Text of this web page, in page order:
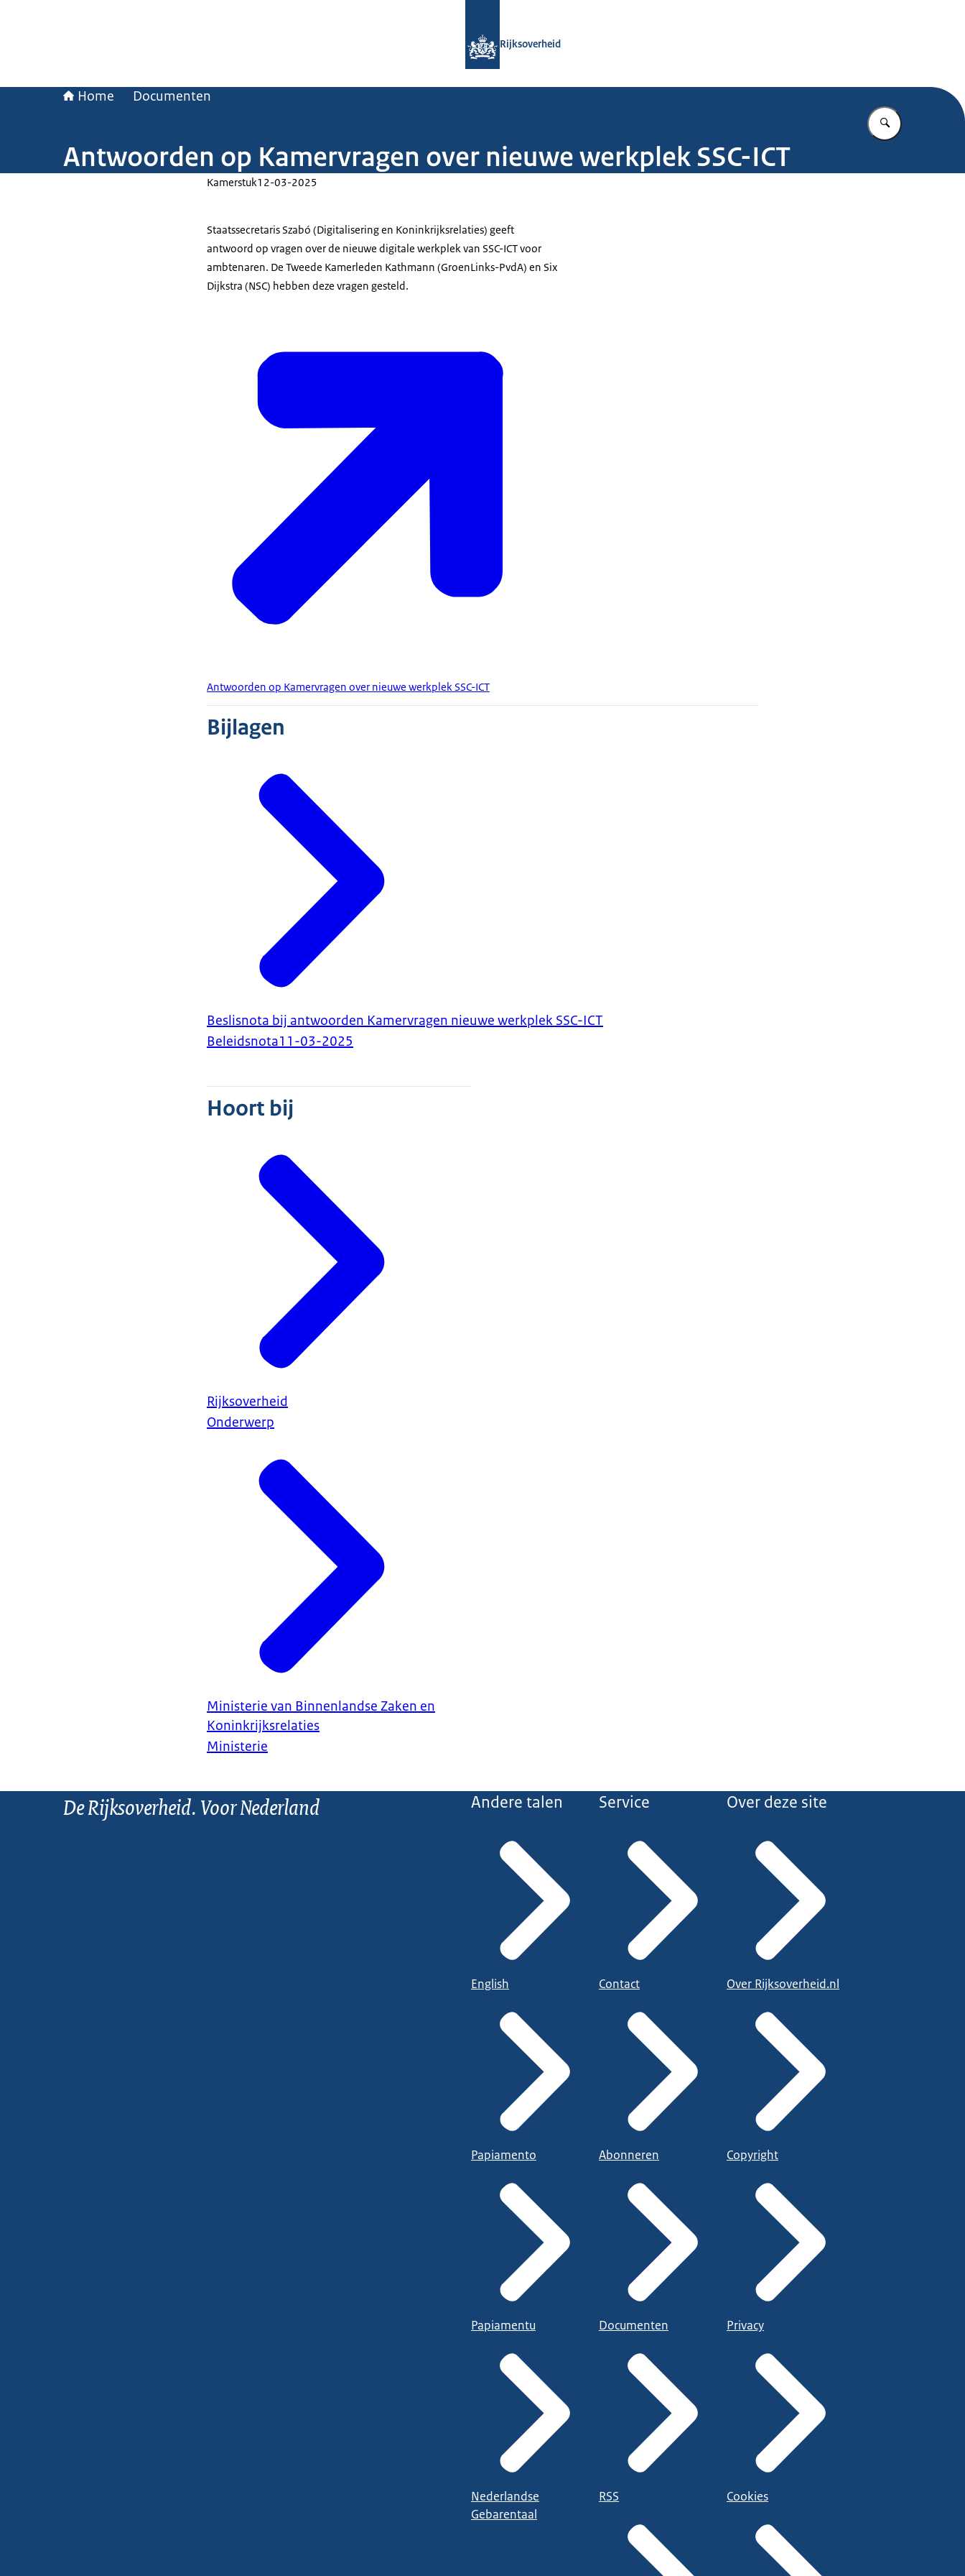
Rijksoverheid
Home Documenten
Vul in wat u
Antwoorden op Kamervragen over nieuwe werkplek SSC-ICT
Kamerstuk12-03-2025
Staatssecretaris Szabó (Digitalisering en Koninkrijksrelaties) geeft
antwoord op vragen over de nieuwe digitale werkplek van SSC-ICT voor
ambtenaren. De Tweede Kamerleden Kathmann (GroenLinks-PvdA) en Six
Dijkstra (NSC) hebben deze vragen gesteld.
Antwoorden op Kamervragen over nieuwe werkplek SSC-ICT
Bijlagen
Beslisnota bij antwoorden Kamervragen nieuwe werkplek SSC-ICT
Beleidsnota11-03-2025
Hoort bij
Rijksoverheid
Onderwerp
Ministerie van Binnenlandse Zaken en
Koninkrijksrelaties
Ministerie
De Rijksoverheid. Voor Nederland Andere talen
English
Papiamento
Papiamentu
Nederlandse
Gebarentaal
Service
Contact
Abonneren
Documenten
RSS
Over deze site
Over Rijksoverheid.nl
Copyright
Privacy
Cookies